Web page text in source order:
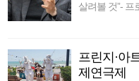
살려볼 것”- 프
프린지·아
제연극제